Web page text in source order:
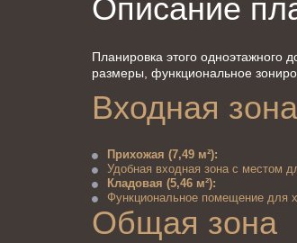
Описание
Планировка этого одноэтажного
размеры, функциональное
Входная зона
Прихожая (7,49 м²):
Удобная входная зона с местом
Кладовая (5,46 м²):
Функциональное помещение для
Общая зона